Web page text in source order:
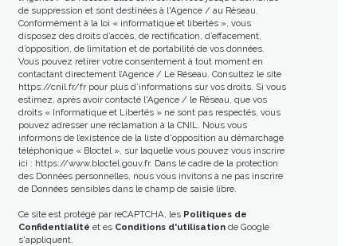
de suppression et sont destinées à l'Agence / au Réseau.
Conformément à la loi « informatique et libertés », vous
disposez des droits d’accès, de rectification, d’effacement,
d’opposition, de limitation et de portabilité de vos données.
Vous pouvez retirer votre consentement à tout moment en
contactant directement l’Agence / Le Réseau. Consultez le site
https://cnil.fr/frpour plus d’informations sur vos droits. Si vous
estimez, après avoir contacté l'Agence / le Réseau, que vos
droits « Informatique et Libertés » ne sont pas respectés, vous
pouvez adresser une réclamation à la CNIL. Nous vous
informons de l’existence de la liste d'opposition au démarchage
téléphonique « Bloctel », sur laquelle vous pouvez vous inscrire
ici : https://www.bloctel.gouv.fr. Dans le cadre de la protection
des Données personnelles, nous vous invitons à ne pas inscrire
de Données sensibles dans le champ de saisie libre.
Ce site est protégé par reCAPTCHA, les Politiques de
Confidentialité et es Conditions d'utilisationde Google
s'appliquent.